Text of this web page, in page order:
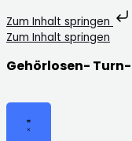
Zum Inhalt springen
Zum Inhalt springen
Gehörlosen- Turn-